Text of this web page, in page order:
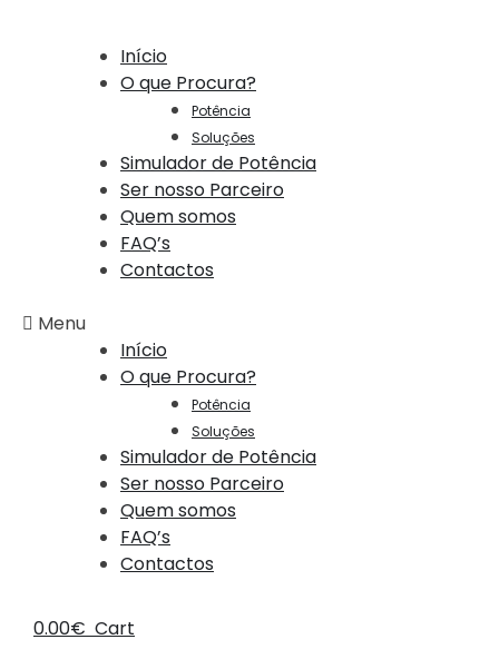
Início
O que Procura?
Potência
Soluções
Simulador de Potência
Ser nosso Parceiro
Quem somos
FAQ’s
Contactos
Menu
Início
O que Procura?
Potência
Soluções
Simulador de Potência
Ser nosso Parceiro
Quem somos
FAQ’s
Contactos
0.00€ Cart